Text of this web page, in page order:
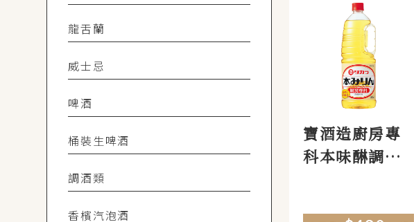
龍舌蘭
威士忌
啤酒
桶裝生啤酒
調酒類
香檳汽泡酒
寶酒造廚房專
科本味醂調味